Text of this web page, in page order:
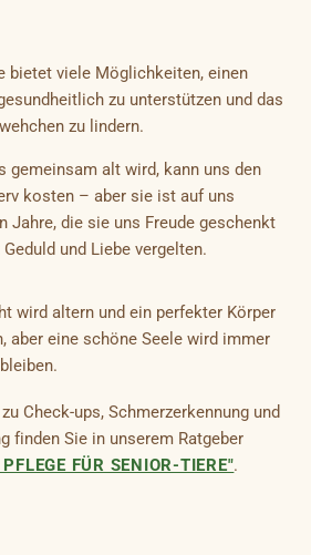
bietet viele Möglichkeiten, einen
zu unterstützen und das
zu lindern.
gemeinsam alt wird, kann uns den
kosten – aber sie ist auf uns
Jahre, die sie uns Freude geschenkt
und Liebe vergelten.
wird altern und ein perfekter Körper
aber eine schöne Seele wird immer
Check-ups, Schmerzerkennung und
finden Sie in unserem Ratgeber
FÜR SENIOR-TIERE".